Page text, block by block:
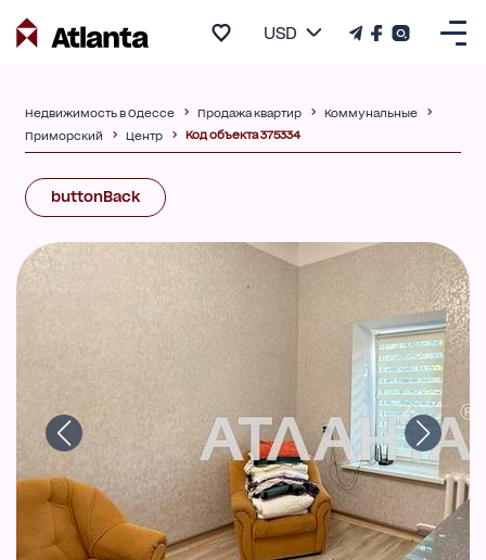
USD
Недвижимость в Одессе Продажа квартир
Коммунальные
Приморский
Центр Код объекта 375334
buttonBack